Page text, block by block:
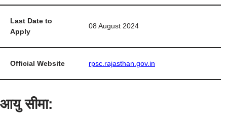
Last Date to
Apply
08 August 2024
Official Website rpsc.rajasthan.gov.in
आयु सीमा: